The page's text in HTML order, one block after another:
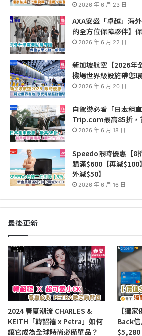
2026 年 6 月 23 日
AXA安盛「卓越」海
的全方位保障夥伴】
2026 年 6 月 22 日
新加坡航空【2026年
機場世界級設施帶您
2026 年 6 月 20 日
自駕遊必看「日本租
Trip.com最高85折，
2026 年 6 月 18 日
Speedo限時優惠【8
購滿$600【再減$100
外減$50】
2026 年 6 月 16 日
最後更新
2024 春夏潮流 CHARLES &
KEITH「韓韶禧 x Petra」如何
讓它成為全球時尚必備單品？
【獨
Back
$5,280